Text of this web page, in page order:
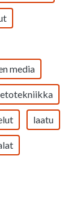
media
laatu